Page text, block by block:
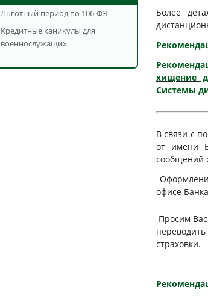
Льготный период по 106-ФЗ
Кредитные каникулы для
военнослужащих
Более
хищение
Системы
В связи с
от имени
сообщений
офисе
Просим
страховки.